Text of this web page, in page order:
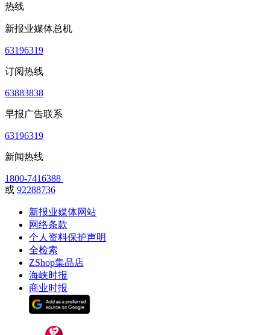
热线
新报业媒体总机
63196319
订阅热线
63883838
早报广告联系
63196319
新闻热线
1800-7416388
或 92288736
新报业媒体网站
网络条款
个人资料保护声明
全检索
ZShop集品店
海峡时报
商业时报